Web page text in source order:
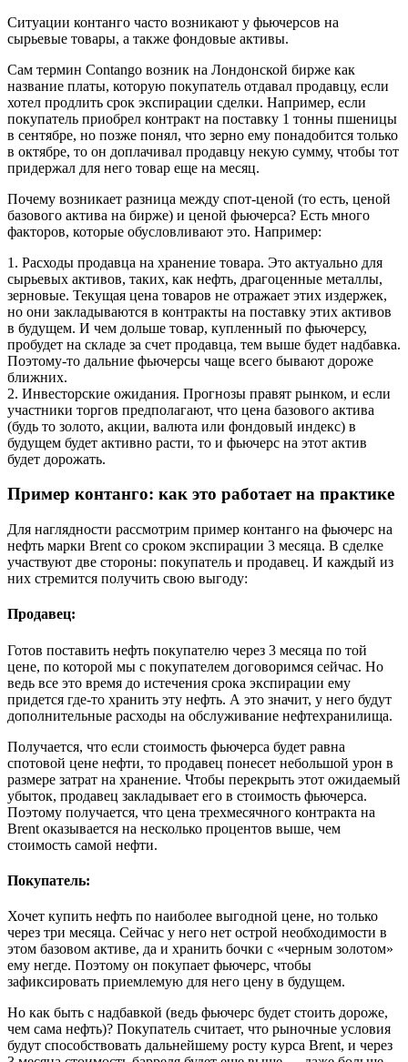
Ситуации контанго часто возникают у фьючерсов на
сырьевые товары, а также фондовые активы.
Сам термин Contango возник на Лондонской бирже как
название платы, которую покупатель отдавал продавцу, если
хотел продлить срок экспирации сделки. Например, если
покупатель приобрел контракт на поставку 1 тонны пшеницы
в сентябре, но позже понял, что зерно ему понадобится только
в октябре, то он доплачивал продавцу некую сумму, чтобы тот
придержал для него товар еще на месяц.
Почему возникает разница между спот-ценой (то есть, ценой
базового актива на бирже) и ценой фьючерса? Есть много
факторов, которые обусловливают это. Например:
1. Расходы продавца на хранение товара. Это актуально для
сырьевых активов, таких, как нефть, драгоценные металлы,
зерновые. Текущая цена товаров не отражает этих издержек,
но они закладываются в контракты на поставку этих активов
в будущем. И чем дольше товар, купленный по фьючерсу,
пробудет на складе за счет продавца, тем выше будет надбавка.
Поэтому-то дальние фьючерсы чаще всего бывают дороже
ближних.
2. Инвесторские ожидания. Прогнозы правят рынком, и если
участники торгов предполагают, что цена базового актива
(будь то золото, акции, валюта или фондовый индекс) в
будущем будет активно расти, то и фьючерс на этот актив
будет дорожать.
Пример контанго: как это работает на практике
Для наглядности рассмотрим пример контанго на фьючерс на
нефть марки Brent со сроком экспирации 3 месяца. В сделке
участвуют две стороны: покупатель и продавец. И каждый из
них стремится получить свою выгоду:
Продавец:
Готов поставить нефть покупателю через 3 месяца по той
цене, по которой мы с покупателем договоримся сейчас. Но
ведь все это время до истечения срока экспирации ему
придется где-то хранить эту нефть. А это значит, у него будут
дополнительные расходы на обслуживание нефтехранилища.
Получается, что если стоимость фьючерса будет равна
спотовой цене нефти, то продавец понесет небольшой урон в
размере затрат на хранение. Чтобы перекрыть этот ожидаемый
убыток, продавец закладывает его в стоимость фьючерса.
Поэтому получается, что цена трехмесячного контракта на
Brent оказывается на несколько процентов выше, чем
стоимость самой нефти.
Покупатель:
Хочет купить нефть по наиболее выгодной цене, но только
через три месяца. Сейчас у него нет острой необходимости в
этом базовом активе, да и хранить бочки с «черным золотом»
ему негде. Поэтому он покупает фьючерс, чтобы
зафиксировать приемлемую для него цену в будущем.
Но как быть с надбавкой (ведь фьючерс будет стоить дороже,
чем сама нефть)? Покупатель считает, что рыночные условия
будут способствовать дальнейшему росту курса Brent, и через